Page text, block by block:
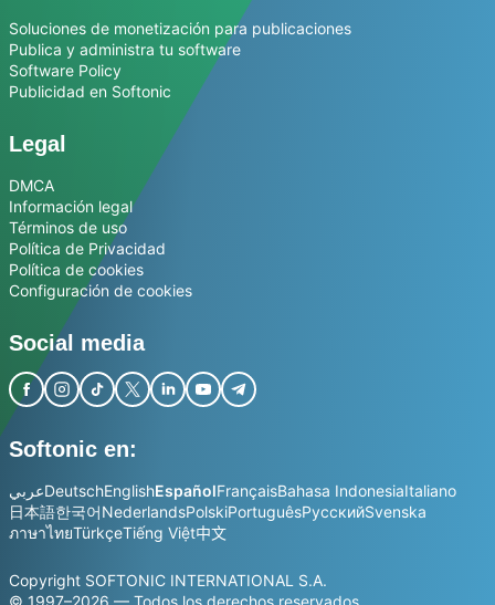
Soluciones de monetización para publicaciones
Publica y administra tu software
Software Policy
Publicidad en Softonic
Legal
DMCA
Información legal
Términos de uso
Política de Privacidad
Política de cookies
Configuración de cookies
Social media
Softonic en:
عربيDeutschEnglishEspañolFrançaisBahasa IndonesiaItaliano
日本語한국어NederlandsPolskiPortuguêsРусскийSvenska
ภาษาไทยTürkçeTiếng Việt中文
Copyright SOFTONIC INTERNATIONAL S.A.
© 1997–2026 — Todos los derechos reservados